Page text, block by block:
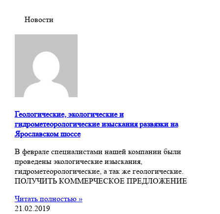
Новости
Геологические, экологические и
гидрометеорологические изыскания развязки на
Ярославском шоссе
В феврале специалистами нашей компании были
проведены экологические изыскания,
гидрометеорологические, а так же геологические.
ПОЛУЧИТЬ КОММЕРЧЕСКОЕ ПРЕДЛОЖЕНИЕ
Читать полностью »
21.02.2019